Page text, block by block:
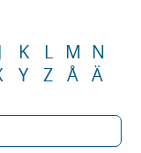
K L M N
Y Z Å Ä